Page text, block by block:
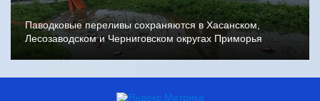
Паводковые переливы сохраняются в Хасанском,
Лесозаводском и Черниговском округах Приморья